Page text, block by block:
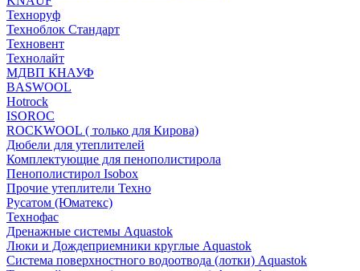
Технoруф
Техноблок Стандарт
Техновент
Технолайт
МДВП КНАУФ
BASWOOL
Hotrock
ISOROC
ROCKWOOL ( только для Кирова)
Дюбели для утеплителей
Комплектующие для пенополистирола
Пенополистирол Isobox
Прочие утеплители Техно
Русатом (Юматекс)
Технофас
Дренажные системы Aquastok
Люки и Дождеприемники круглые Aquastok
Система поверхностного водоотвода (лотки) Aquastok